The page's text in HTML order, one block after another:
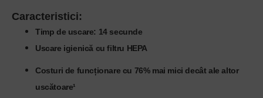
Caracteristici:
Timp de uscare: 14 secunde
Uscare igienică cu filtru HEPA
Costuri de funcționare cu 76% mai mici decât ale altor
uscătoare¹